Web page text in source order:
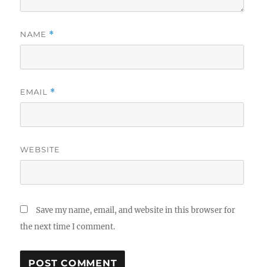
NAME *
EMAIL *
WEBSITE
Save my name, email, and website in this browser for
the next time I comment.